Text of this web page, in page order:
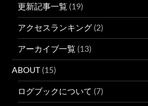
更新記事一覧 (19)
アクセスランキング (2)
アーカイブ一覧 (13)
ABOUT (15)
ログブックについて (7)